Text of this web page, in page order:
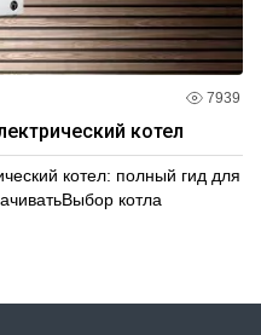
7939
котел
котел: полный гид для
котла